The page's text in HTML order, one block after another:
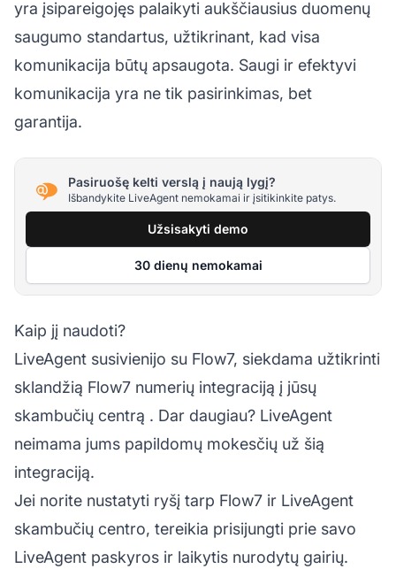
yra įsipareigojęs palaikyti aukščiausius duomenų
saugumo standartus, užtikrinant, kad visa
komunikacija būtų apsaugota. Saugi ir efektyvi
komunikacija yra ne tik pasirinkimas, bet
garantija.
Pasiruošę kelti verslą į naują lygį?
Išbandykite LiveAgent nemokamai ir įsitikinkite patys.
Užsisakyti demo
30 dienų nemokamai
Kaip jį naudoti?
LiveAgent susivienijo su Flow7, siekdama užtikrinti
sklandžią Flow7 numerių integraciją į jūsų
skambučių centrą . Dar daugiau? LiveAgent
neimama jums papildomų mokesčių už šią
integraciją.
Jei norite nustatyti ryšį tarp Flow7 ir LiveAgent
skambučių centro, tereikia prisijungti prie savo
LiveAgent paskyros ir laikytis nurodytų gairių.